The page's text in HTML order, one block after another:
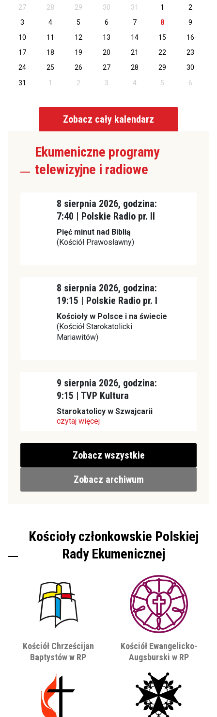
27 28 29 30 31 1
2
3
4 5 6 7 8
9
10
11 12 13 14 15
16
17
18 19 20 21 22
23
24
25 26 27 28 29
30
31
1 2 3 4 5 6
Zobacz cały kalendarz
Ekumeniczne programy
telewizyjne i radiowe
8 sierpnia 2026, godzina:
7:40 | Polskie Radio pr. II
Pięć minut nad Biblią
(Kościół Prawosławny)
8 sierpnia 2026, godzina:
19:15 | Polskie Radio pr. I
Kościoły w Polsce i na świecie
(Kościół Starokatolicki
Mariawitów)
9 sierpnia 2026, godzina:
9:15 | TVP Kultura
Starokatolicy w Szwajcarii
czytaj więcej
Zobacz wszystkie
Zobacz archiwum
Kościoły członkowskie Polskiej
Rady Ekumenicznej
Kościół Chrześcijan
Baptystów w RP
Kościół Ewangelicko-
Augsburski w RP